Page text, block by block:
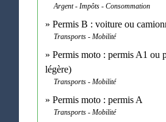
Argent - Impôts - Consommation
Permis B : voiture ou
Transports - Mobilité
Permis moto : permis A1 ou
légère)
Transports - Mobilité
Permis moto : permis A
Transports - Mobilité